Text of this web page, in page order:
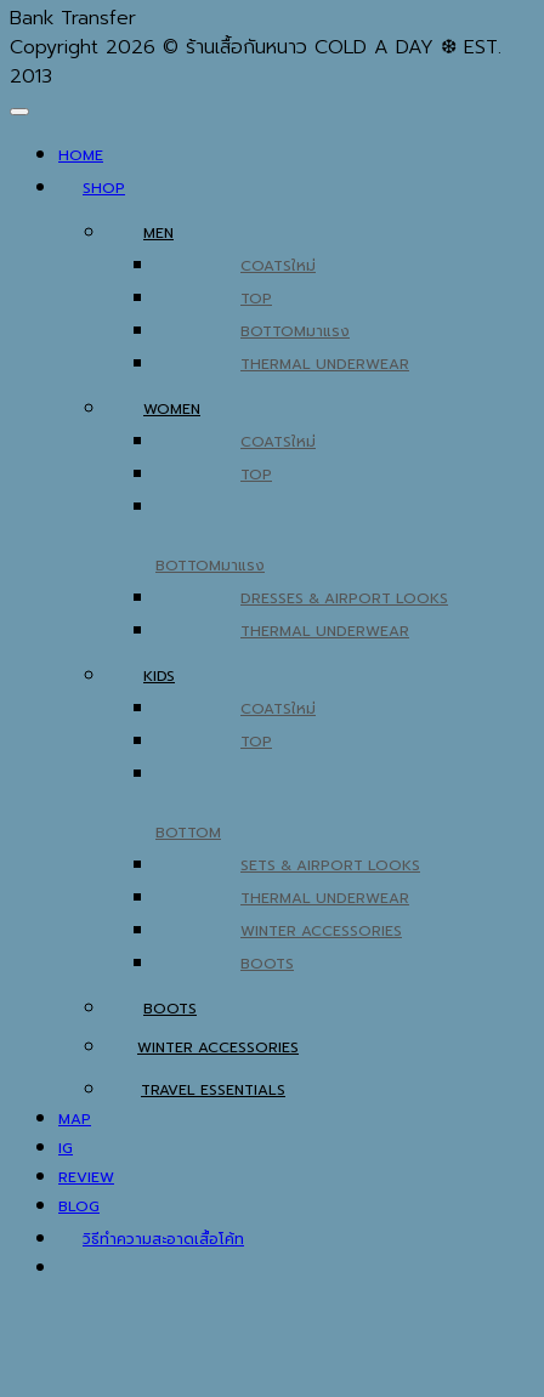
Bank Transfer
Copyright 2026 © ร้านเสื้อกันหนาว COLD A DAY ❆ EST.
2013
HOME
SHOP
MEN
COATS
TOP
BOTTOM
THERMAL UNDERWEAR
WOMEN
COATS
TOP
BOTTOM
DRESSES & AIRPORT LOOKS
THERMAL UNDERWEAR
KIDS
COATS
TOP
BOTTOM
SETS & AIRPORT LOOKS
THERMAL UNDERWEAR
WINTER ACCESSORIES
BOOTS
BOOTS
WINTER ACCESSORIES
TRAVEL ESSENTIALS
MAP
IG
REVIEW
BLOG
วิธีทำความสะอาดเสื้อโค้ท